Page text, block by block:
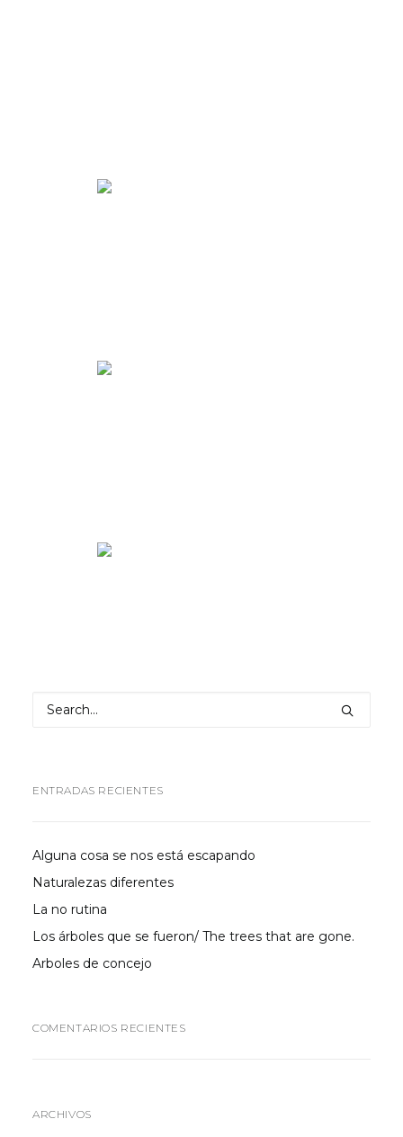
ENTRADAS RECIENTES
Alguna cosa se nos está escapando
Naturalezas diferentes
La no rutina
Los árboles que se fueron/ The trees that are gone.
Arboles de concejo
COMENTARIOS RECIENTES
ARCHIVOS